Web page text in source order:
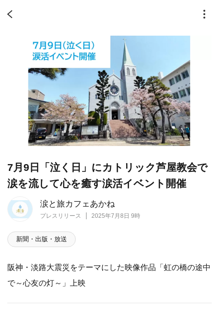
涙と旅カフェあかね
プレスリリース 2025年7月8日 9時
7月9日「泣く日」にカトリック芦屋教会で
涙を流して心を癒す涙活イベント開催
新聞・出版・放送
阪神・淡路大震災をテーマにした映像作品「虹の橋の途中
で～心友の灯～」上映